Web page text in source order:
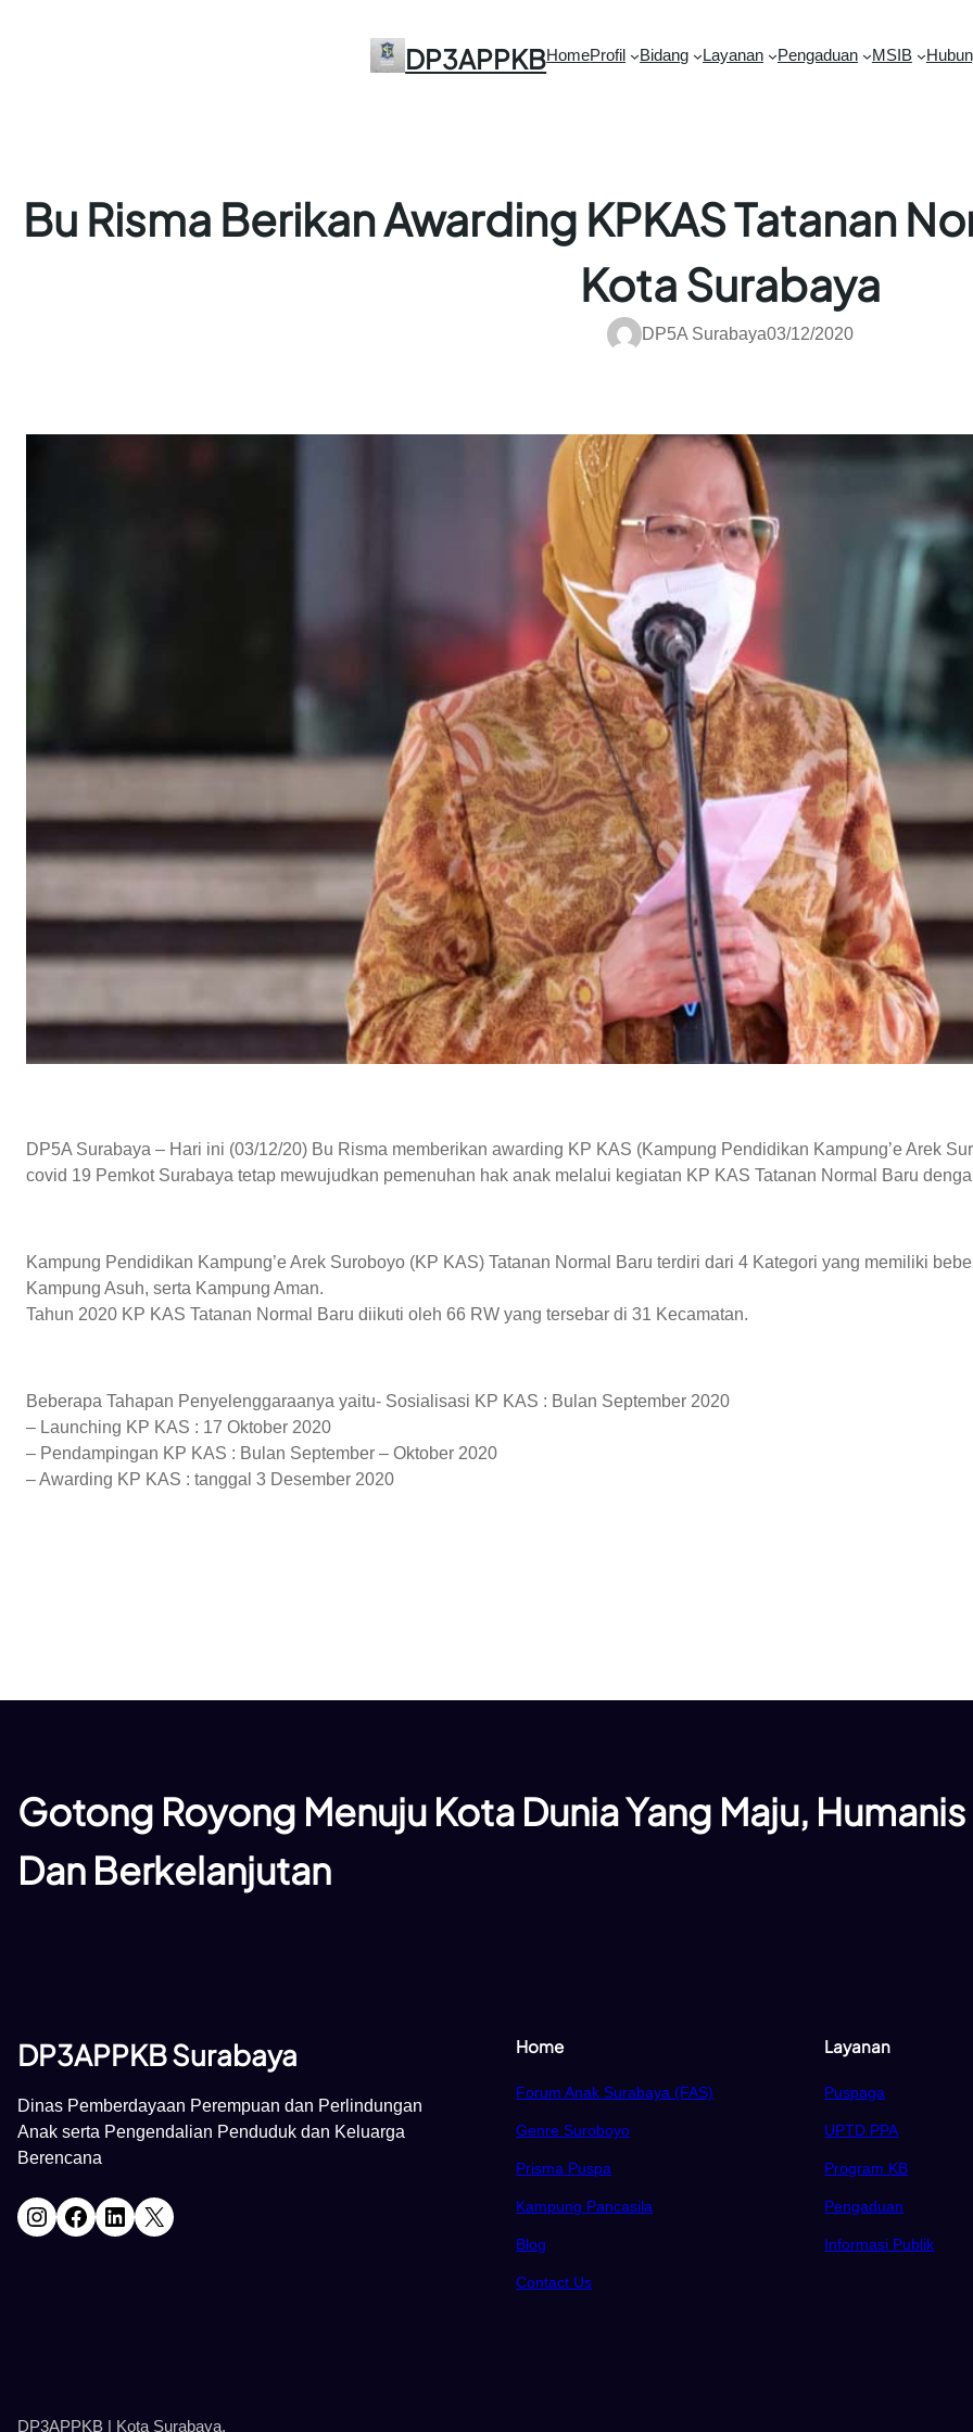
DP3APPKBHomeProfil Bidang Layanan Pengaduan MSIB
Bu Risma Berikan Awarding KPKAS Tatanan
Kota Surabaya
DP5A Surabaya03/12/2020
DP5A Surabaya – Hari ini (03/12/20) Bu Risma memberikan awarding KP KAS (Kampung Pendidikan Kampung’e Arek
covid 19 Pemkot Surabaya tetap mewujudkan pemenuhan hak anak melalui kegiatan KP KAS Tatanan Normal Baru
Kampung Pendidikan Kampung’e Arek Suroboyo (KP KAS) Tatanan Normal Baru terdiri dari 4 Kategori yang memiliki
Kampung Asuh, serta Kampung Aman.
Tahun 2020 KP KAS Tatanan Normal Baru diikuti oleh 66 RW yang tersebar di 31 Kecamatan.
Beberapa Tahapan Penyelenggaraanya yaitu- Sosialisasi KP KAS : Bulan September 2020
– Launching KP KAS : 17 Oktober 2020
– Pendampingan KP KAS : Bulan September – Oktober 2020
– Awarding KP KAS : tanggal 3 Desember 2020
Gotong Royong Menuju Kota Dunia Yang Maju, Humanis
Dan Berkelanjutan
DP3APPKB Surabaya
Dinas Pemberdayaan Perempuan dan Perlindungan
Anak serta Pengendalian Penduduk dan Keluarga
Berencana
Instagram Facebook LinkedIn X
Home
Forum Anak Surabaya (FAS)
Genre Suroboyo
Prisma Puspa
Kampung Pancasila
Blog
Contact Us
Layanan
Puspaga
UPTD PPA
Program KB
Pengaduan
Informasi Publik
DP3APPKB | Kota Surabaya.